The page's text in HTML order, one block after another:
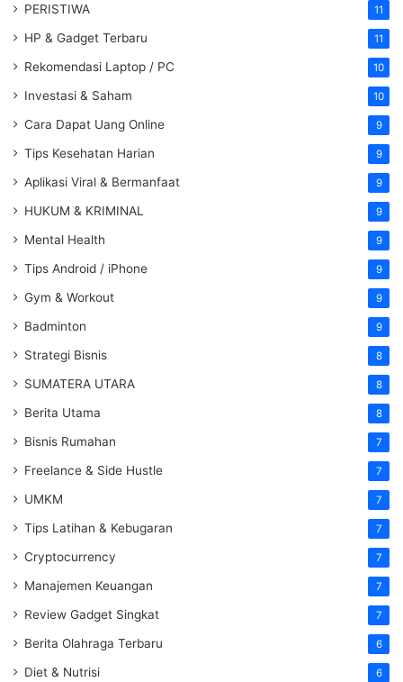
PERISTIWA 11
HP & Gadget Terbaru 11
Rekomendasi Laptop / PC 10
Investasi & Saham 10
Cara Dapat Uang Online 9
Tips Kesehatan Harian 9
Aplikasi Viral & Bermanfaat 9
HUKUM & KRIMINAL 9
Mental Health 9
Tips Android / iPhone 9
Gym & Workout 9
Badminton 9
Strategi Bisnis 8
SUMATERA UTARA 8
Berita Utama 8
Bisnis Rumahan 7
Freelance & Side Hustle 7
UMKM 7
Tips Latihan & Kebugaran 7
Cryptocurrency 7
Manajemen Keuangan 7
Review Gadget Singkat 7
Berita Olahraga Terbaru 6
Diet & Nutrisi 6